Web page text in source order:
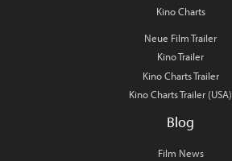
Kino Charts
Neue Film Trailer
Kino Trailer
Kino Charts Trailer
Kino Charts Trailer (USA)
Blog
Film News